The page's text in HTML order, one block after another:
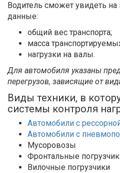
Водитель сможет увидеть
данные:
общий вес транспорта;
масса
нагрузки на валы.
Для автомобиля указаны
перегрузов, зависящие от
Виды техники, в
системы контроля
Автомобили с
Автомобили с
Мусоровозы
Фронтальные
Вилочные погрузчики